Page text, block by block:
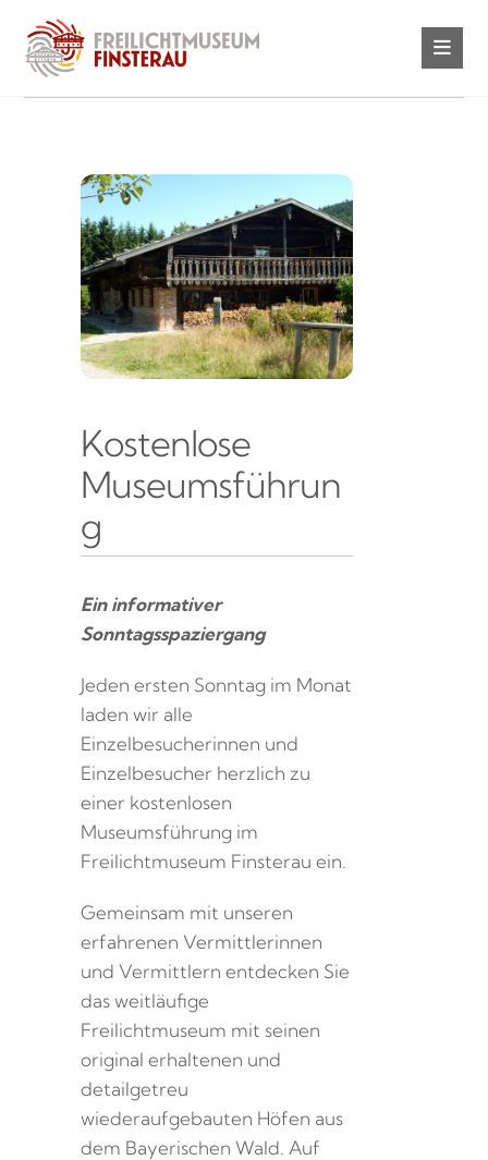
Kostenlose
Museumsführun
g
Ein informativer
Sonntagsspaziergang
Jeden ersten Sonntag im Monat
laden wir alle
Einzelbesucherinnen und
Einzelbesucher herzlich zu
einer kostenlosen
Museumsführung im
Freilichtmuseum Finsterau ein.
Gemeinsam mit unseren
erfahrenen Vermittlerinnen
und Vermittlern entdecken Sie
das weitläufige
Freilichtmuseum mit seinen
original erhaltenen und
detailgetreu
wiederaufgebauten Höfen aus
dem Bayerischen Wald. Auf